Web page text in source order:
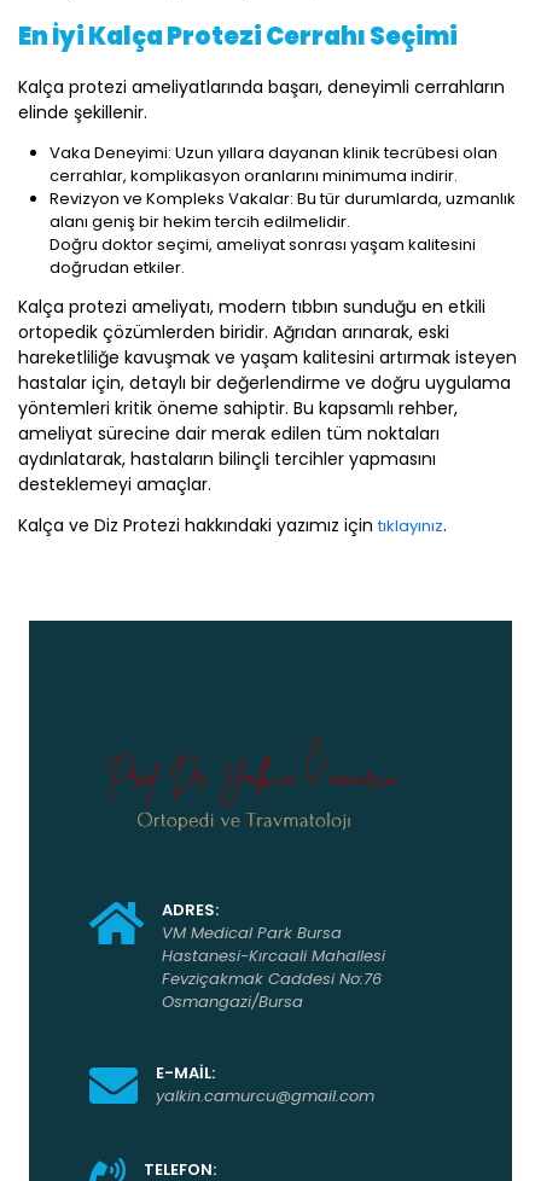
En İyi Kalça Protezi Cerrahı Seçimi
Kalça protezi ameliyatlarında başarı, deneyimli cerrahların
elinde şekillenir.
Vaka Deneyimi: Uzun yıllara dayanan klinik tecrübesi olan
cerrahlar, komplikasyon oranlarını minimuma indirir.
Revizyon ve Kompleks Vakalar: Bu tür durumlarda, uzmanlık
alanı geniş bir hekim tercih edilmelidir.
Doğru doktor seçimi, ameliyat sonrası yaşam kalitesini
doğrudan etkiler.
Kalça protezi ameliyatı, modern tıbbın sunduğu en etkili
ortopedik çözümlerden biridir. Ağrıdan arınarak, eski
hareketliliğe kavuşmak ve yaşam kalitesini artırmak isteyen
hastalar için, detaylı bir değerlendirme ve doğru uygulama
yöntemleri kritik öneme sahiptir. Bu kapsamlı rehber,
ameliyat sürecine dair merak edilen tüm noktaları
aydınlatarak, hastaların bilinçli tercihler yapmasını
desteklemeyi amaçlar.
Kalça ve Diz Protezi hakkındaki yazımız içintıklayınız.
ADRES:
VM Medical Park Bursa
Hastanesi-Kırcaali Mahallesi
Fevziçakmak Caddesi No:76
Osmangazi/Bursa
E-MAİL:
yalkin.camurcu@gmail.com
TELEFON: